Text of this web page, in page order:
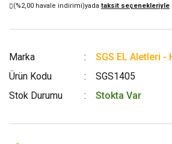
(%2,00 havale indirimi)yada taksit seçenekleriyle
Marka
SGS EL Aletleri -
Ürün Kodu
SGS1405
Stok Durumu
Stokta Var